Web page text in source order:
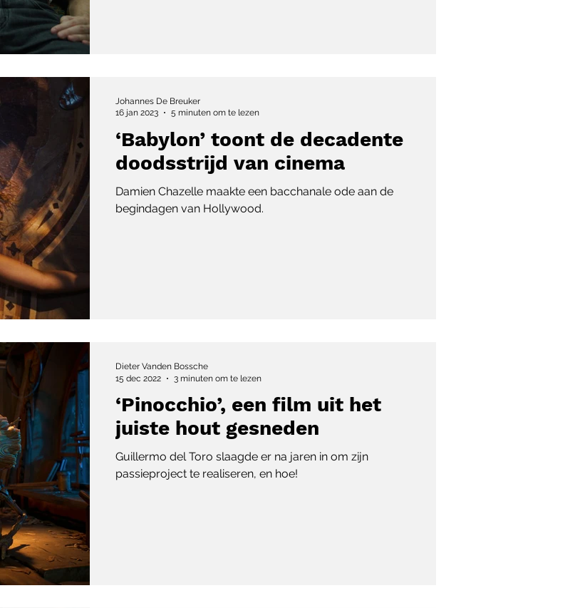
‘Babylon’ toont de decadente
doodsstrijd van cinema
Damien Chazelle maakte een bacchanale ode aan de
begindagen van Hollywood.
Johannes De Breuker
16 jan 2023
5 minuten om te lezen
‘Pinocchio’, een film uit het
juiste hout gesneden
Guillermo del Toro slaagde er na jaren in om zijn
passieproject te realiseren, en hoe!
Dieter Vanden Bossche
15 dec 2022
3 minuten om te lezen